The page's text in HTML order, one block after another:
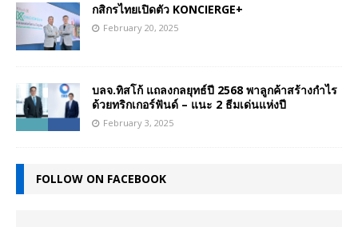
กสิกรไทยเปิดตัว KONCIERGE+
February 20, 2025
บลจ.ทิสโก้ แถลงกลยุทธ์ปี 2568 พาลูกค้าสร้างกำไร
ด้วยทริกเกอร์ฟันด์ – แนะ 2 ธีมเด่นแห่งปี
February 3, 2025
FOLLOW ON FACEBOOK